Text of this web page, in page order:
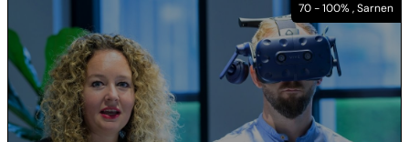
70 - 100% , Sarnen